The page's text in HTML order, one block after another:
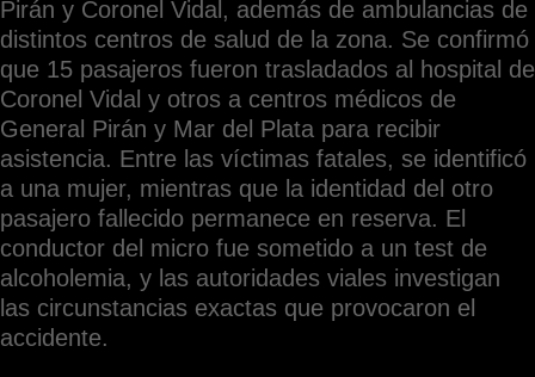
Pirán y Coronel Vidal, además de ambulancias de
distintos centros de salud de la zona. Se confirmó
que 15 pasajeros fueron trasladados al hospital de
Coronel Vidal y otros a centros médicos de
General Pirán y Mar del Plata para recibir
asistencia. Entre las víctimas fatales, se identificó
a una mujer, mientras que la identidad del otro
pasajero fallecido permanece en reserva. El
conductor del micro fue sometido a un test de
alcoholemia, y las autoridades viales investigan
las circunstancias exactas que provocaron el
accidente.